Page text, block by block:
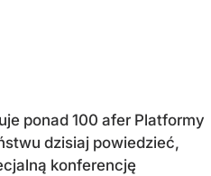
ponad 100 afer Platformy
dzisiaj powiedzieć,
konferencję